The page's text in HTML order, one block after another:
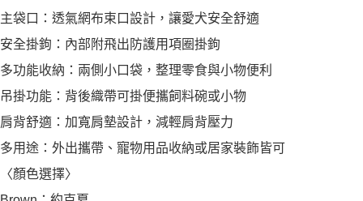
主袋口：透氣網布束口設計，讓愛犬安全舒適
安全掛鉤：內部附飛出防護用項圈掛鉤
多功能收納：兩側小口袋，整理零食與小物便利
吊掛功能：背後織帶可掛便攜飼料碗或小物
肩背舒適：加寬肩墊設計，減輕肩背壓力
多用途：外出攜帶、寵物用品收納或居家裝飾皆可
〈顏色選擇〉